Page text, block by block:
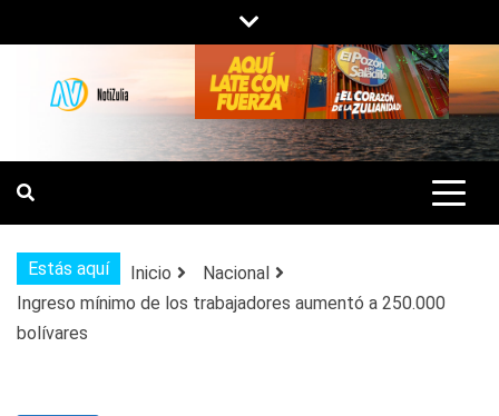
al
contenido
NOTIZULIA
NOTICIAS DEL ZULIA, VENEZUELA Y
DE INTERÉS GENERAL.
Estás aquí Inicio
Nacional
Ingreso mínimo de los trabajadores aumentó a 250.000
bolívares